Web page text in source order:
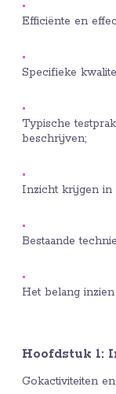
Efficiënte en
Specifieke
Typische
beschrijven;
Inzicht krijgen in
Bestaande
Het belang
Hoofdstuk 1:
Gokactiviteiten